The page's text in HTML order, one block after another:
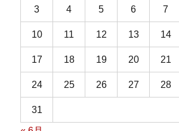
3 4 5 6 7
10 11 12 13 14
17 18 19 20 21
24 25 26 27 28
31